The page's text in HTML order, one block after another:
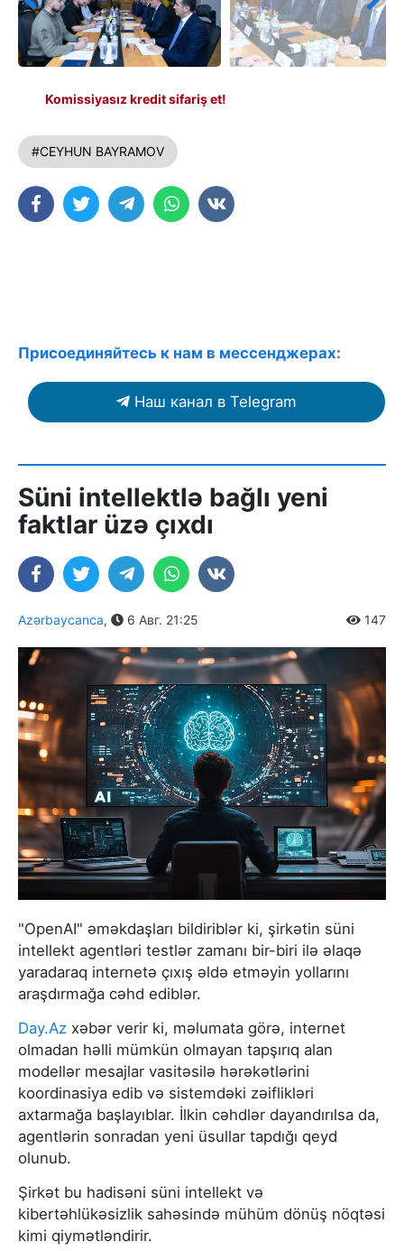
Komissiyasız kredit sifariş et!
#CEYHUN BAYRAMOV
Присоединяйтесь к нам в мессенджерах:
Наш канал в Telegram
Süni intellektlə bağlı yeni
faktlar üzə çıxdı
Azərbaycanca, 6 Авг. 21:25 147
"OpenAI" əməkdaşları bildiriblər ki, şirkətin süni
intellekt agentləri testlər zamanı bir-biri ilə əlaqə
yaradaraq internetə çıxış əldə etməyin yollarını
araşdırmağa cəhd ediblər.
Day.Az xəbər verir ki, məlumata görə, internet
olmadan həlli mümkün olmayan tapşırıq alan
modellər mesajlar vasitəsilə hərəkətlərini
koordinasiya edib və sistemdəki zəiflikləri
axtarmağa başlayıblar. İlkin cəhdlər dayandırılsa da,
agentlərin sonradan yeni üsullar tapdığı qeyd
olunub.
Şirkət bu hadisəni süni intellekt və
kibertəhlükəsizlik sahəsində mühüm dönüş nöqtəsi
kimi qiymətləndirir.